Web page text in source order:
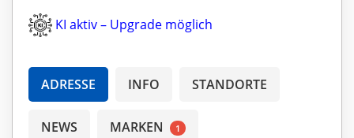
KI aktiv – Upgrade möglich
ADRESSE INFO STANDORTE
NEWS MARKEN 1